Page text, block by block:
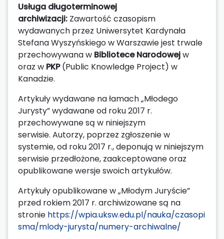
Usługa długoterminowej
archiwizacji: Zawartość czasopism
wydawanych przez Uniwersytet Kardynała
Stefana Wyszyńskiego w Warszawie jest trwale
przechowywana w Bibliotece Narodowejw
oraz w PKP(Public Knowledge Project) w
Kanadzie.
Artykuły wydawane na łamach „Młodego
Jurysty” wydawane od roku 2017 r.
przechowywane są w niniejszym
serwisie. Autorzy, poprzez zgłoszenie w
systemie, od roku 2017 r., deponują w niniejszym
serwisie przedłożone, zaakceptowane oraz
opublikowane wersje swoich artykułów.
Artykuły opublikowane w „Młodym Juryście”
przed rokiem 2017 r. archiwizowane są na
stronie https://wpia.uksw.edu.pl/nauka/czasopi
sma/mlody-jurysta/numery-archiwalne/